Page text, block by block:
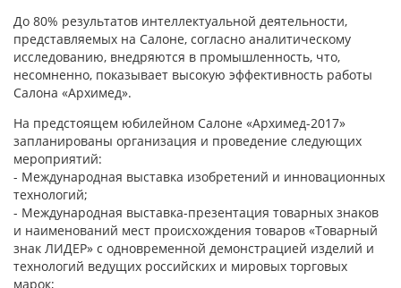
До 80% результатов интеллектуальной деятельности,
представляемых на Салоне, согласно аналитическому
исследованию, внедряются в промышленность, что,
несомненно, показывает высокую эффективность работы
Салона «Архимед».
На предстоящем юбилейном Салоне «Архимед-2017»
запланированы организация и проведение следующих
мероприятий:
- Международная выставка изобретений и инновационных
технологий;
- Международная выставка-презентация товарных знаков
и наименований мест происхождения товаров «Товарный
знак ЛИДЕР» с одновременной демонстрацией изделий и
технологий ведущих российских и мировых торговых
марок;